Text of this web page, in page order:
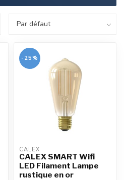
-25%
CALEX
CALEX SMART Wifi
LED Filament Lampe
rustique en or